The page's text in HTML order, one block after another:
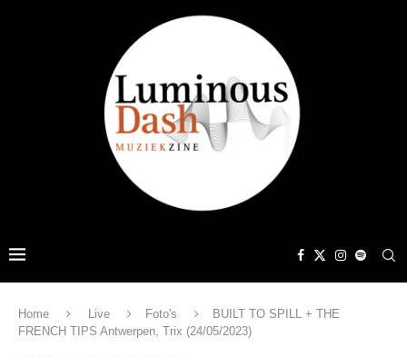
Home Live Foto's
BUILT TO SPILL + THE
FRENCH TIPS Antwerpen, Trix (24/05/2023)